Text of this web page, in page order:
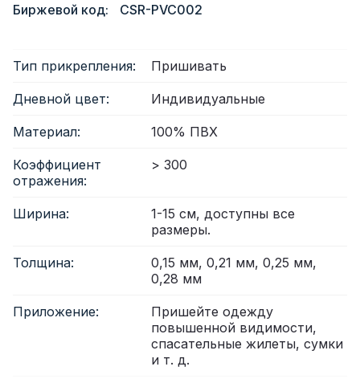
Биржевой код: CSR-PVC002
Тип прикрепления: Пришивать
Дневной цвет: Индивидуальные
Материал: 100% ПВХ
Коэффициент
отражения:
> 300
Ширина:
1-15 см, доступны все
размеры.
Толщина:
0,15 мм, 0,21 мм, 0,25 мм,
0,28 мм
Приложение:
Пришейте одежду
повышенной видимости,
спасательные жилеты, сумки
и т. д.